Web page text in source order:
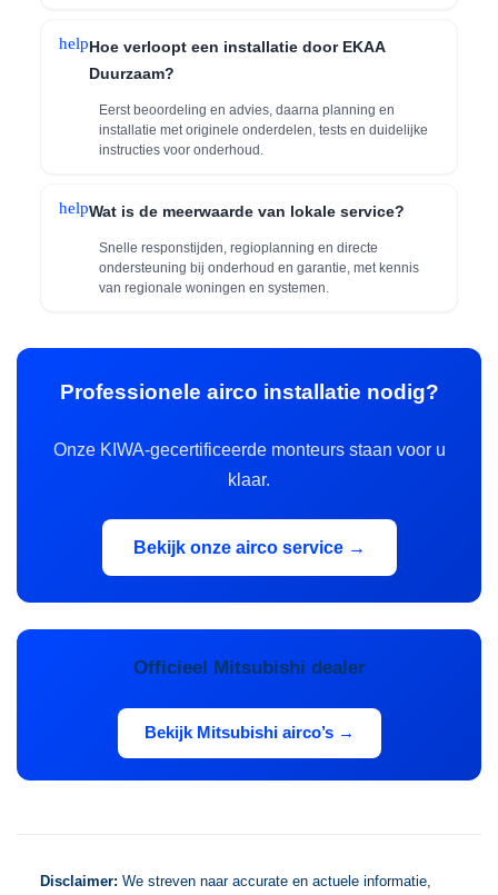
helpHoe verloopt een installatie door EKAA
Duurzaam?
Eerst beoordeling en advies, daarna planning en
installatie met originele onderdelen, tests en duidelijke
instructies voor onderhoud.
helpWat is de meerwaarde van lokale service?
Snelle responstijden, regioplanning en directe
ondersteuning bij onderhoud en garantie, met kennis
van regionale woningen en systemen.
Professionele airco installatie nodig?
Onze KIWA-gecertificeerde monteurs staan voor u
klaar.
Bekijk onze airco service →
Officieel Mitsubishi dealer
Bekijk Mitsubishi airco’s →
Disclaimer: We streven naar accurate en actuele informatie,